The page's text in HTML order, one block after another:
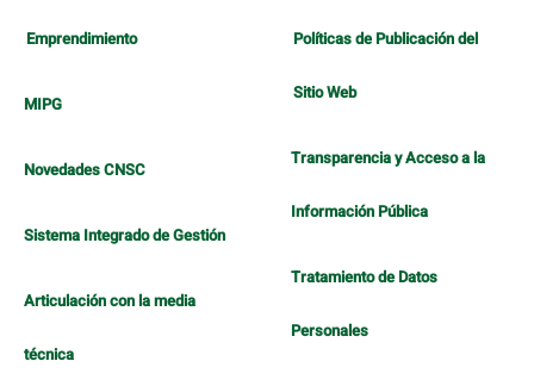
Emprendimiento
MIPG
Novedades CNSC
Sistema Integrado de Gestión
Articulación con la media
técnica
Políticas de Publicación del
Sitio Web
Transparencia y Acceso a la
Información Pública
Tratamiento de Datos
Personales